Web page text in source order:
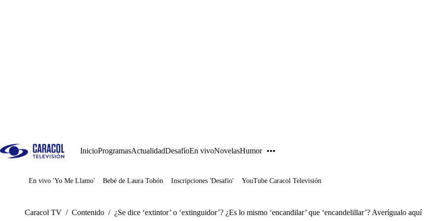
InicioProgramasActualidadDesafíoEn vivoNovelasHumor
Juegos
En vivo 'Yo Me Llamo' Bebé de Laura Tobón Inscripciones 'Desafío' YouTube Caracol Televisión
Caracol TV / Contenido / ¿Se dice ‘extintor’ o ‘extinguidor’? ¿Es lo mismo ‘encandilar’ que ‘encandelillar’? Averígualo aquí